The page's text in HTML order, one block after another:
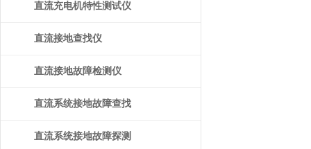
直流充电机特性测试仪
直流接地查找仪
直流接地故障检测仪
直流系统接地故障查找
仪
直流系统接地故障探测